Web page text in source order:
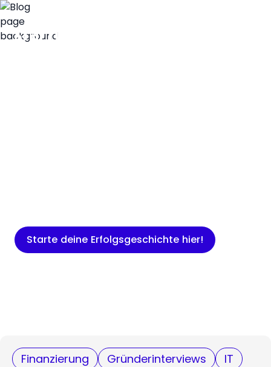
Starte deine Erfolgsgeschichte hier!
Finanzierung Gründerinterviews
IT